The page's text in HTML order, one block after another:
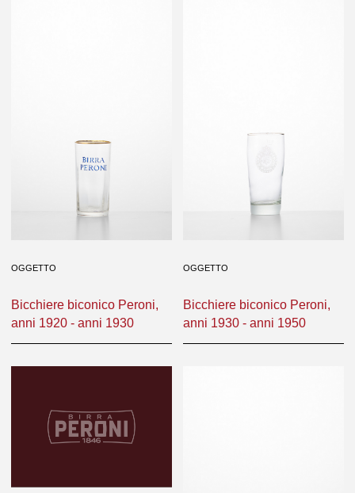
OGGETTO
Bicchiere biconico Peroni,
anni 1920 - anni 1930
OGGETTO
Bicchiere biconico Peroni,
anni 1930 - anni 1950